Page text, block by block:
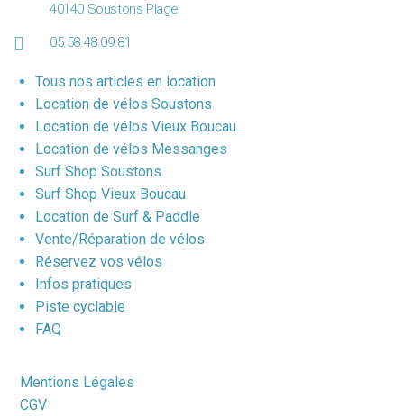
40140 Soustons Plage
05.58.48.09.81
Tous nos articles en location
Location de vélos Soustons
Location de vélos Vieux Boucau
Location de vélos Messanges
Surf Shop Soustons
Surf Shop Vieux Boucau
Location de Surf & Paddle
Vente/Réparation de vélos
Réservez vos vélos
Infos pratiques
Piste cyclable
FAQ
Mentions Légales
CGV